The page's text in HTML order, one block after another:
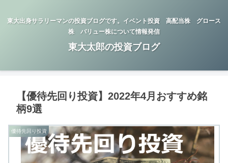
東大出身サラリーマンの投資ブログです。イベント投資 高配当株 グロース
株 バリュー株について情報発信
東大太郎の投資ブログ
【優待先回り投資】2022年4月おすすめ銘
柄9選
優待先回り投資